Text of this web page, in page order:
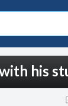
his